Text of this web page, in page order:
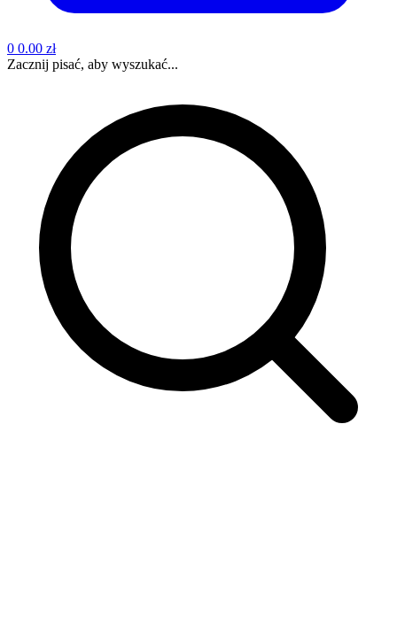
0 0.00 zł
Zacznij pisać, aby wyszukać...